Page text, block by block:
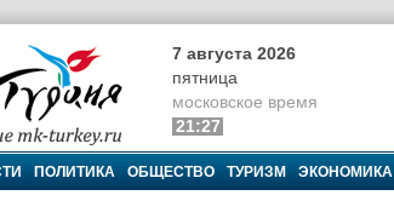
7 августа 2026
пятница
московское время
21:27
ПОЛИТИКА ОБЩЕСТВО ТУРИЗМ ЭКОНОМИКА